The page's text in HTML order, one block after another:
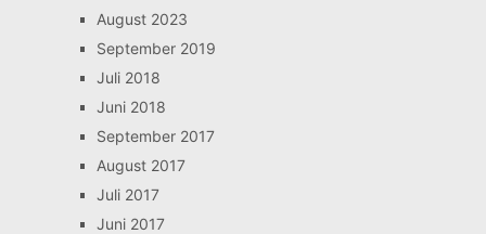
August 2023
September 2019
Juli 2018
Juni 2018
September 2017
August 2017
Juli 2017
Juni 2017